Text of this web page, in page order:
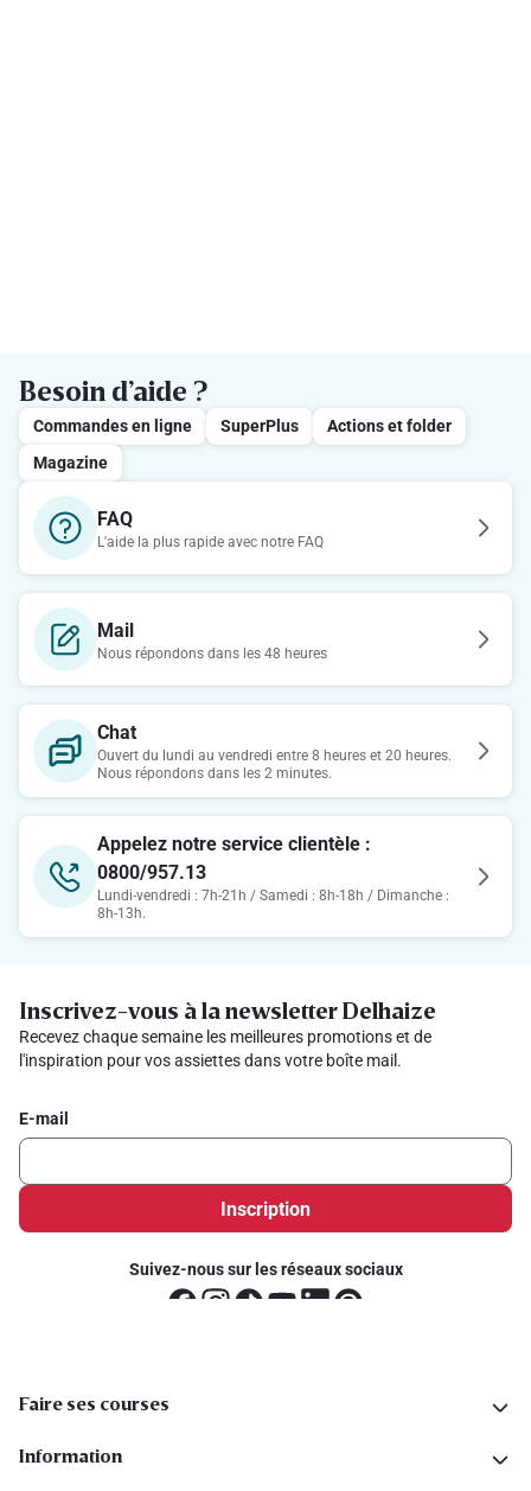
Besoin d’aide ?
Commandes en ligne SuperPlus
Actions et folder
Magazine
FAQ
L'aide la plus rapide avec notre FAQ
Mail
Nous répondons dans les 48 heures
Chat
Ouvert du lundi au vendredi entre 8 heures et 20 heures.
Nous répondons dans les 2 minutes.
Appelez notre service clientèle :
0800/957.13
Lundi-vendredi : 7h-21h / Samedi : 8h-18h / Dimanche :
8h-13h.
Inscrivez-vous à la newsletter Delhaize
Recevez chaque semaine les meilleures promotions et de
l'inspiration pour vos assiettes dans votre boîte mail.
E-mail
Inscription
Suivez-nous sur les réseaux sociaux
Faire ses courses
Information